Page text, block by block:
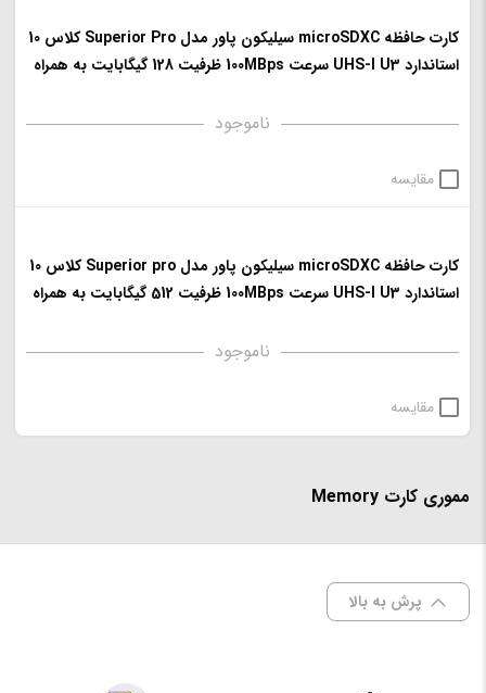
کارت حافظه microSDXC سیلیکون پاور مدل Superior Pro کلاس 10
استاندارد UHS-I U3 سرعت 100MBps ظرفیت 128 گیگابایت به همراه
ناموجود
مقایسه
کارت حافظه microSDXC سیلیکون پاور مدل Superior pro کلاس 10
استاندارد UHS-I U3 سرعت 100MBps ظرفیت 512 گیگابایت به همراه
ناموجود
مقایسه
مموری کارت Memory
پرش به بالا